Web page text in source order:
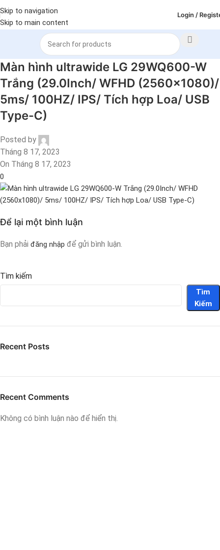
Skip to navigation
Skip to main content
Login /
Màn hình ultrawide LG 29WQ600-W
Trắng (29.0Inch/ WFHD (2560×1080)/
5ms/ 100HZ/ IPS/ Tích hợp Loa/ USB
Type-C)
Posted by
Tháng 8 17, 2023
On Tháng 8 17, 2023
0
Để lại một bình luận
Bạn phải đăng nhập để gửi bình luận.
Tìm kiếm
Tìm
Kiếm
Recent Posts
Recent Comments
Không có bình luận nào để hiển thị.